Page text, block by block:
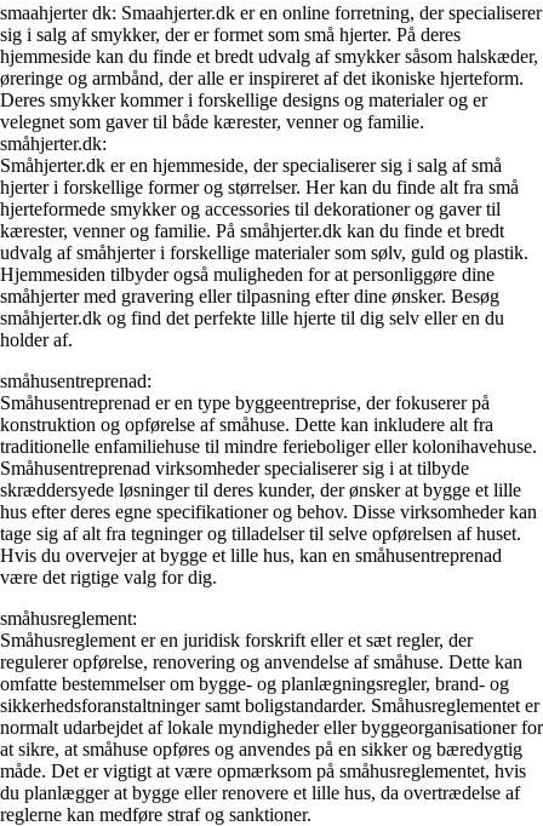
smaahjerter dk: Smaahjerter.dk er en online forretning, der specialiserer
sig i salg af smykker, der er formet som små hjerter. På deres
hjemmeside kan du finde et bredt udvalg af smykker såsom halskæder,
øreringe og armbånd, der alle er inspireret af det ikoniske hjerteform.
Deres smykker kommer i forskellige designs og materialer og er
velegnet som gaver til både kærester, venner og familie.
småhjerter.dk:
Småhjerter.dk er en hjemmeside, der specialiserer sig i salg af små
hjerter i forskellige former og størrelser. Her kan du finde alt fra små
hjerteformede smykker og accessories til dekorationer og gaver til
kærester, venner og familie. På småhjerter.dk kan du finde et bredt
udvalg af småhjerter i forskellige materialer som sølv, guld og plastik.
Hjemmesiden tilbyder også muligheden for at personliggøre dine
småhjerter med gravering eller tilpasning efter dine ønsker. Besøg
småhjerter.dk og find det perfekte lille hjerte til dig selv eller en du
holder af.
småhusentreprenad:
Småhusentreprenad er en type byggeentreprise, der fokuserer på
konstruktion og opførelse af småhuse. Dette kan inkludere alt fra
traditionelle enfamiliehuse til mindre ferieboliger eller kolonihavehuse.
Småhusentreprenad virksomheder specialiserer sig i at tilbyde
skræddersyede løsninger til deres kunder, der ønsker at bygge et lille
hus efter deres egne specifikationer og behov. Disse virksomheder kan
tage sig af alt fra tegninger og tilladelser til selve opførelsen af huset.
Hvis du overvejer at bygge et lille hus, kan en småhusentreprenad
være det rigtige valg for dig.
småhusreglement:
Småhusreglement er en juridisk forskrift eller et sæt regler, der
regulerer opførelse, renovering og anvendelse af småhuse. Dette kan
omfatte bestemmelser om bygge- og planlægningsregler, brand- og
sikkerhedsforanstaltninger samt boligstandarder. Småhusreglementet er
normalt udarbejdet af lokale myndigheder eller byggeorganisationer for
at sikre, at småhuse opføres og anvendes på en sikker og bæredygtig
måde. Det er vigtigt at være opmærksom på småhusreglementet, hvis
du planlægger at bygge eller renovere et lille hus, da overtrædelse af
reglerne kan medføre straf og sanktioner.